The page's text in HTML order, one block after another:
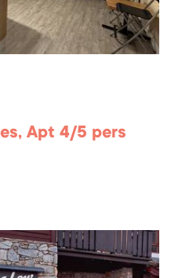
Apt 4/5 pers